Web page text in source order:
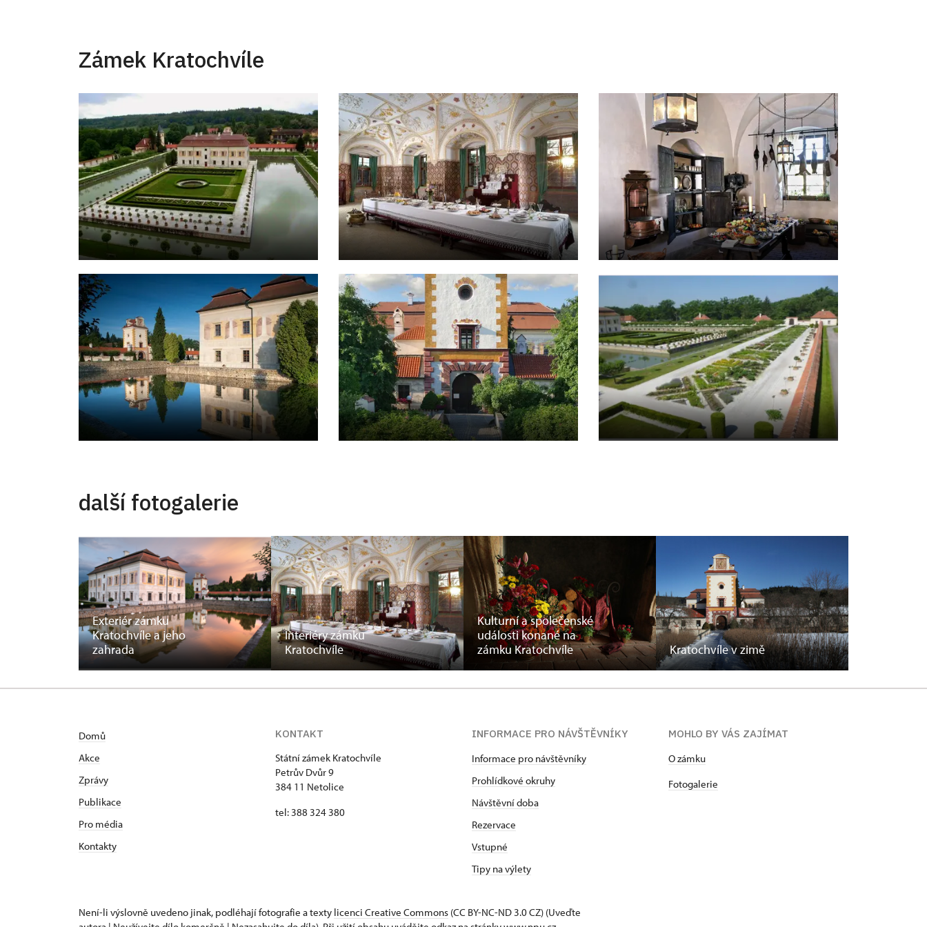
Zámek Kratochvíle
další fotogalerie
Exteriér zámku
Kratochvíle a jeho
zahrada
Interiéry zámku
Kratochvíle
Kulturní a společenské
události konané na
zámku Kratochvíle
Kratochvíle v zimě
Domů
Akce
Zprávy
Publikace
Pro média
Kontakty
KONTAKT
Státní zámek Kratochvíle
Petrův Dvůr 9
384 11 Netolice
tel: 388 324 380
INFORMACE PRO NÁVŠTĚVNÍKY
Informace pro návštěvníky
Prohlídkové okruhy
Návštěvní doba
Rezervace
Vstupné
Tipy na výlety
MOHLO BY VÁS ZAJÍMAT
​​​​​​O zámku
Fotogalerie
Není-li výslovně uvedeno jinak, podléhají fotografie a texty licenci Creative Commons (CC BY-NC-ND 3.0 CZ) (Uveďte